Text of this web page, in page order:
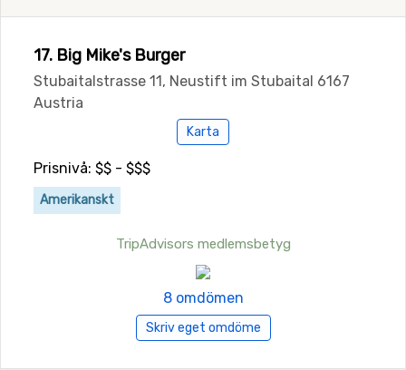
17. Big Mike's Burger
Stubaitalstrasse 11, Neustift im Stubaital 6167
Austria
Karta
Prisnivå: $$ - $$$
Amerikanskt
TripAdvisors medlemsbetyg
8 omdömen
Skriv eget omdöme